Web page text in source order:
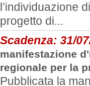
l’individuazione
progetto di...
Scadenza: 31/
manifestazione
regionale per la
Pubblicata la